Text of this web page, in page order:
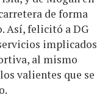
de forma
Así, felicitó a DG
implicados
al mismo
valientes que se